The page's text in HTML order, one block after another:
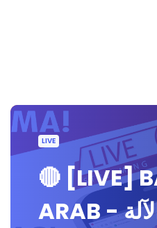
LIVE
🔴 [LIVE]
ARAB - اسم الآلة OLEH